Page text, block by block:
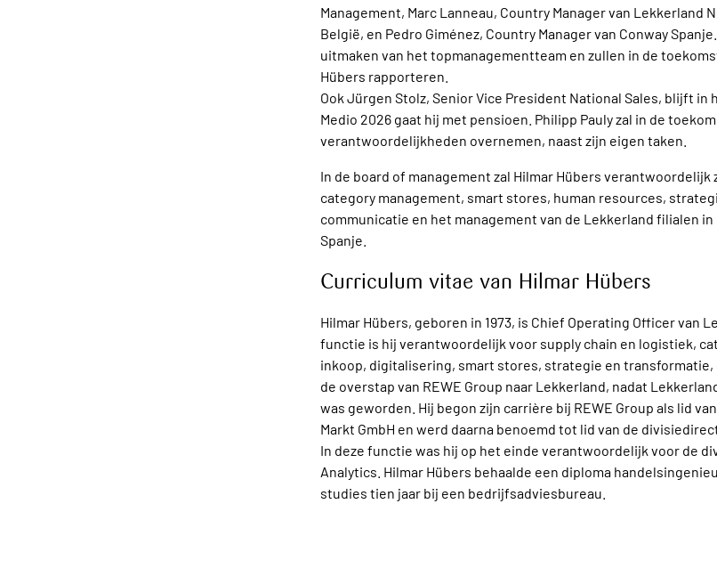
Management, Marc Lanneau, Country Manager van Lekkerland
België, en Pedro Giménez, Country Manager van Conway
uitmaken van het topmanagementteam en zullen in de
Hübers rapporteren.
Ook Jürgen Stolz, Senior Vice President National Sales, blijft in
Medio 2026 gaat hij met pensioen. Philipp Pauly zal in de
verantwoordelijkheden overnemen, naast zijn eigen taken.
In de board of management zal Hilmar Hübers verantwoordelijk
category management, smart stores, human resources,
communicatie en het management van de Lekkerland filialen
Spanje.
Curriculum vitae van Hilmar Hübers
Hilmar Hübers, geboren in 1973, is Chief Operating Officer van
functie is hij verantwoordelijk voor supply chain en logistiek,
inkoop, digitalisering, smart stores, strategie en transformatie,
de overstap van REWE Group naar Lekkerland, nadat
was geworden. Hij begon zijn carrière bij REWE Group als lid
Markt GmbH en werd daarna benoemd tot lid van de
In deze functie was hij op het einde verantwoordelijk voor de
Analytics. Hilmar Hübers behaalde een diploma
studies tien jaar bij een bedrijfsadviesbureau.